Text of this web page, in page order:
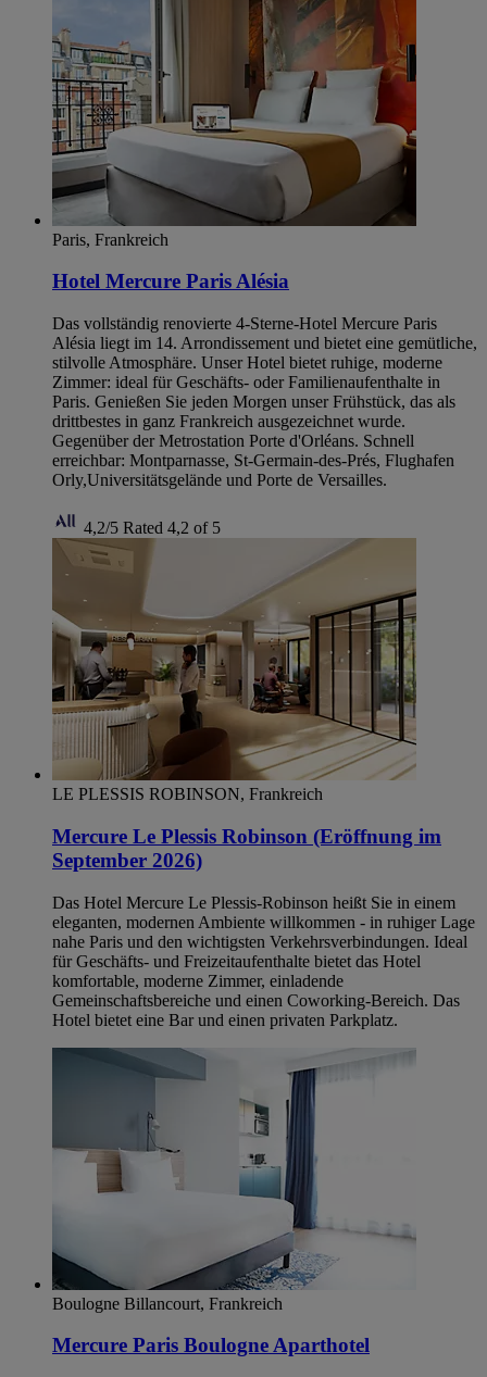
Paris, Frankreich
Hotel Mercure Paris Alésia
Das vollständig renovierte 4-Sterne-Hotel Mercure Paris
Alésia liegt im 14. Arrondissement und bietet eine gemütliche,
stilvolle Atmosphäre. Unser Hotel bietet ruhige, moderne
Zimmer: ideal für Geschäfts- oder Familienaufenthalte in
Paris. Genießen Sie jeden Morgen unser Frühstück, das als
drittbestes in ganz Frankreich ausgezeichnet wurde.
Gegenüber der Metrostation Porte d'Orléans. Schnell
erreichbar: Montparnasse, St-Germain-des-Prés, Flughafen
Orly,Universitätsgelände und Porte de Versailles.
4,2/5 Rated 4,2 of 5
LE PLESSIS ROBINSON, Frankreich
Mercure Le Plessis Robinson (Eröffnung im
September 2026)
Das Hotel Mercure Le Plessis-Robinson heißt Sie in einem
eleganten, modernen Ambiente willkommen - in ruhiger Lage
nahe Paris und den wichtigsten Verkehrsverbindungen. Ideal
für Geschäfts- und Freizeitaufenthalte bietet das Hotel
komfortable, moderne Zimmer, einladende
Gemeinschaftsbereiche und einen Coworking-Bereich. Das
Hotel bietet eine Bar und einen privaten Parkplatz.
Boulogne Billancourt, Frankreich
Mercure Paris Boulogne Aparthotel